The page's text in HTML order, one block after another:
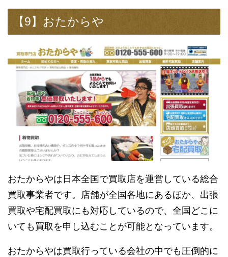
【9】おたからや
おたからやは日本全国で買取店を運営している総合
買取事業者です。店舗が全国各地にあるほか、出張
買取や宅配買取にも対応しているので、全国どこに
いても買取を申し込むことが可能となっています。
おたからやは買取行っている会社の中でも圧倒的に